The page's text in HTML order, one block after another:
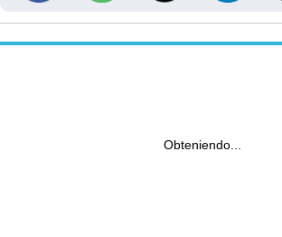
Obteniendo...